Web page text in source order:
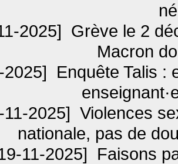
2025] Grève le 2
Macron
2025]
Enquête Talis :
11-2025] Violences
nationale, pas de
11-2025]
Faisons